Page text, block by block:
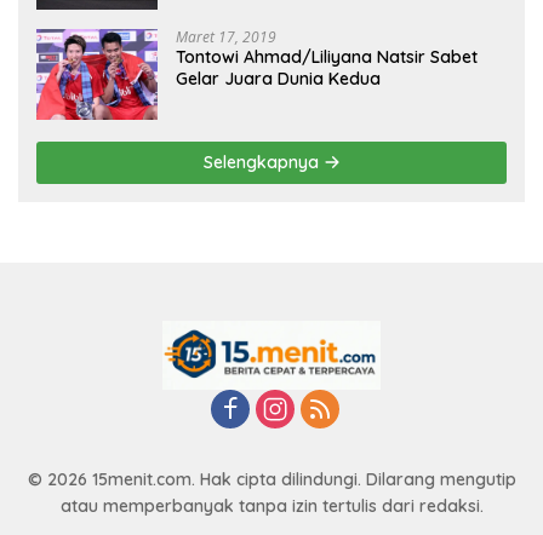
Maret 17, 2019
Tontowi Ahmad/Liliyana Natsir Sabet
Gelar Juara Dunia Kedua
Selengkapnya
© 2026 15menit.com. Hak cipta dilindungi. Dilarang mengutip
atau memperbanyak tanpa izin tertulis dari redaksi.